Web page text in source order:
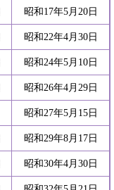
昭和17年5月20日
昭和22年4月30日
昭和24年5月10日
昭和26年4月29日
昭和27年5月15日
昭和29年8月17日
昭和30年4月30日